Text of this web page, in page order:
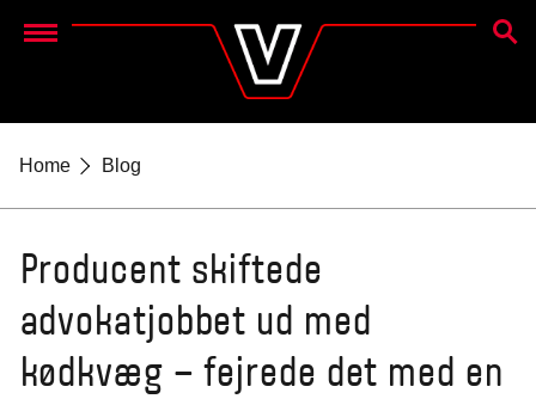
Menu
SØG
Home Blog
Producent skiftede
advokatjobbet ud med
kødkvæg – fejrede det med en